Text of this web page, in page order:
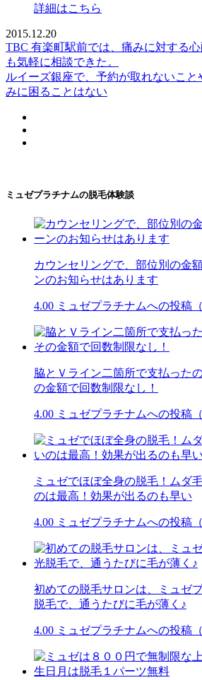
詳細はこちら
2015.12.20
TBC 有楽町駅前では、痛みに対する
も気軽に相談できた。
ルイーズ銀座で、予約が取れないこ
みに困ることはない
ミュゼプラチナムの脱毛体験談
カウンセリングで、部位別の金
ンのお知らせはあります
4.00 ミュゼプラチナムへの投稿
脇とＶライン二箇所で支払った
の金額で回数制限なし！
4.00 ミュゼプラチナムへの投稿
ミュゼでほぼ全身の脱毛！ムダ
のは最高！効果が出るのも早い
4.00 ミュゼプラチナムへの投稿
初めての脱毛サロンは、ミュゼ
脱毛で、通うたびに毛が薄く♪
4.00 ミュゼプラチナムへの投稿